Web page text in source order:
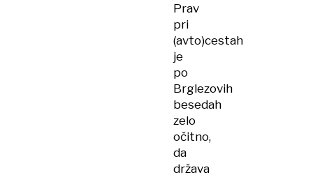
Prav
pri
(avto)cestah
je
po
Brglezovih
besedah
zelo
očitno,
da
država